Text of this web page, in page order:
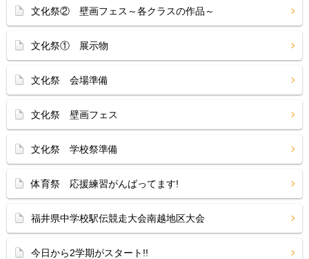
文化祭② 壁画フェス～各クラスの作品～
文化祭① 展示物
文化祭 会場準備
文化祭 壁画フェス
文化祭 学校祭準備
体育祭 応援練習がんばってます!
福井県中学校駅伝競走大会南越地区大会
今日から2学期がスタート!!